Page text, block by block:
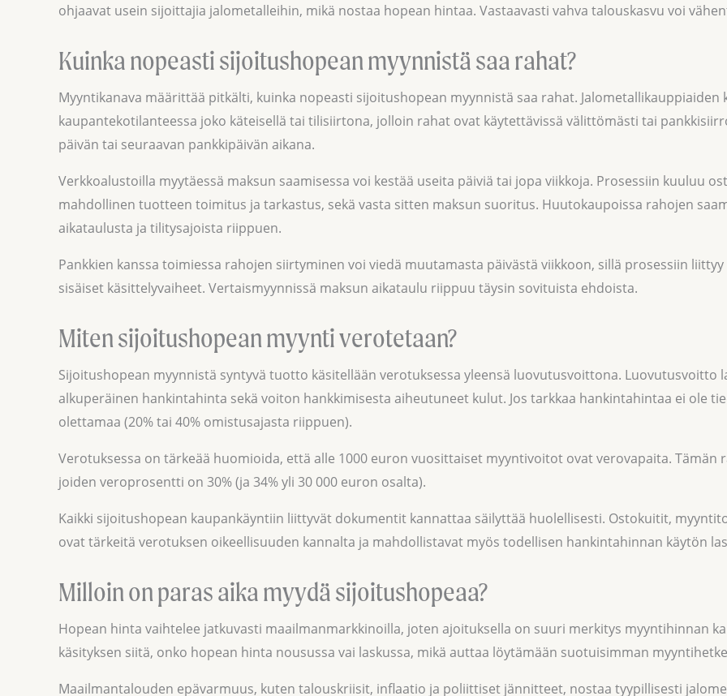
ohjaavat usein sijoittajia jalometalleihin, mikä nostaa hopean hintaa. Vastaavasti vahva talouskasvu voi
Kuinka nopeasti sijoitushopean myynnistä saa rahat?
Myyntikanava määrittää pitkälti, kuinka nopeasti sijoitushopean myynnistä saa rahat.
kaupantekotilanteessa joko käteisellä tai tilisiirtona, jolloin rahat ovat käytettävissä välittömästi tai
päivän tai seuraavan pankkipäivän aikana.
Verkkoalustoilla myytäessä maksun saamisessa voi kestää useita päiviä tai jopa viikkoja. Prosessiin kuuluu
mahdollinen tuotteen toimitus ja tarkastus, sekä vasta sitten maksun suoritus. Huutokaupoissa rahojen
aikataulusta ja tilitysajoista riippuen.
Pankkien kanssa toimiessa rahojen siirtyminen voi viedä muutamasta päivästä viikkoon, sillä prosessiin
sisäiset käsittelyvaiheet. Vertaismyynnissä maksun aikataulu riippuu täysin sovituista ehdoista.
Miten sijoitushopean myynti verotetaan?
Sijoitushopean myynnistä syntyvä tuotto käsitellään verotuksessa yleensä luovutusvoittona. Luovutusvoitto
alkuperäinen hankintahinta sekä voiton hankkimisesta aiheutuneet kulut. Jos tarkkaa hankintahintaa ei ole
olettamaa (20% tai 40% omistusajasta riippuen).
Verotuksessa on tärkeää huomioida, että alle 1000 euron vuosittaiset myyntivoitot ovat verovapaita.
joiden veroprosentti on 30% (ja 34% yli 30 000 euron osalta).
Kaikki sijoitushopean kaupankäyntiin liittyvät dokumentit kannattaa säilyttää huolellisesti. Ostokuitit,
ovat tärkeitä verotuksen oikeellisuuden kannalta ja mahdollistavat myös todellisen hankintahinnan käytön
Milloin on paras aika myydä sijoitushopeaa?
Hopean hinta vaihtelee jatkuvasti maailmanmarkkinoilla, joten ajoituksella on suuri merkitys myyntihinnan
käsityksen siitä, onko hopean hinta nousussa vai laskussa, mikä auttaa löytämään suotuisimman
Maailmantalouden epävarmuus, kuten talouskriisit, inflaatio ja poliittiset jännitteet, nostaa tyypillisesti